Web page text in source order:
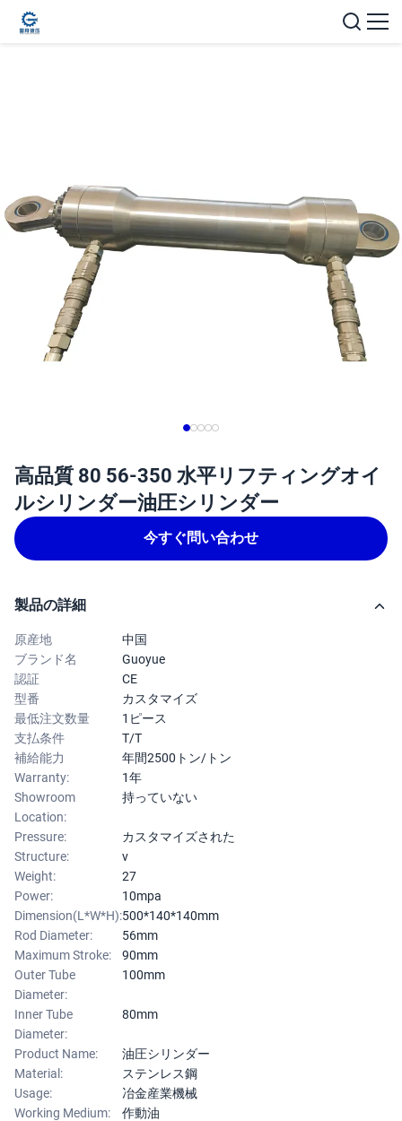
高品質 80 56-350 水平リフティングオイ
ルシリンダー油圧シリンダー
今すぐ問い合わせ
製品の詳細
原産地
中国
ブランド名
Guoyue
認証
CE
型番
カスタマイズ
最低注文数量
1ピース
支払条件
T/T
補給能力
年間2500トン/トン
Warranty:
1年
Showroom
Location:
持っていない
Pressure:
カスタマイズされた
Structure:
v
Weight:
27
Power:
10mpa
Dimension(L*W*H):500*140*140mm
Rod Diameter:
56mm
Maximum Stroke:
90mm
Outer Tube
Diameter:
100mm
Inner Tube
Diameter:
80mm
Product Name:
油圧シリンダー
Material:
ステンレス鋼
Usage:
冶金産業機械
Working Medium:
作動油